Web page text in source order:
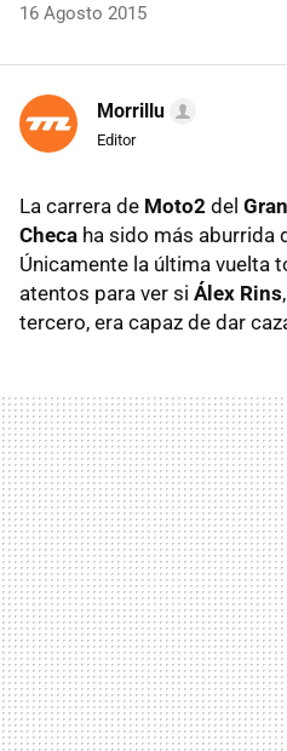
16 Agosto 2015
Morrillu
Editor
La carrera de Moto2 del
Checa ha sido más aburrida
Únicamente la última vuelta
atentos para ver si Álex Rins
tercero, era capaz de dar